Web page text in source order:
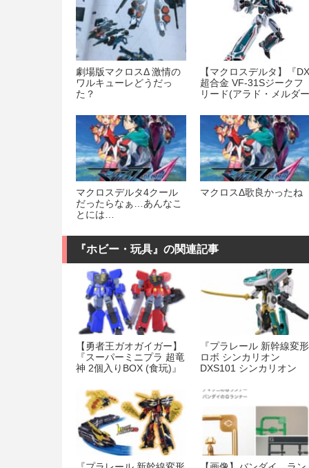
劇場版マクロスΔ 激情の
ワルキューレどうだっ
た？
【マクロスデルタ】『DX
超合金 VF-31Sジークフ
リード(アラド・メルダー
マクロスデルタ4クール
だったらなぁ…あんなこ
とには…
マクロスΔ歌良かったね
『ホビー・玩具』の関連記事
【勇者王ガオガイガー】
『スーパーミニプラ 超竜
神 2個入りBOX (食玩)』
『プラレール 新幹線変形
ロボ シンカリオン
DXS101 シンカリオン
発売！